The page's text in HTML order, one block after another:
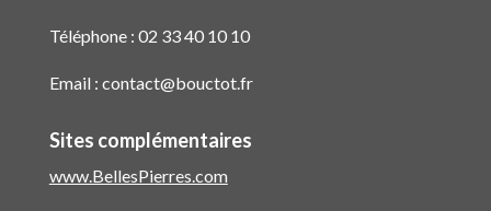
Téléphone : 02 33 40 10 10
Email : contact@bouctot.fr
Sites complémentaires
www.BellesPierres.com